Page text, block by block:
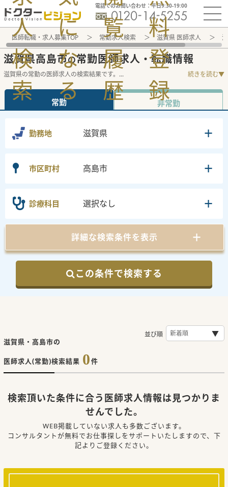
電話でのお問い合わせ：平日9:30-19:00
人
検
索
に
な
る
覧
履
歴
料
登
録
医師転職・求人募集TOP 常勤求人検索 滋賀県 医師求人
滋賀県高島市の常勤医師求人・転職情報
滋賀県の常勤の医師求人の検索結果です。 ... 続きを読む▼
常勤 非常勤
勤務地 滋賀県
市区町村 高島市
診療科目 選択なし
詳細な検索条件を表示
この条件で検索する
滋賀県・高島市の
医師求人(常勤)検索結果 0件
並び順
検索頂いた条件に合う医師求人情報は見つかりま
せんでした。
WEB掲載していない求人も多数ございます。
コンサルタントが無料でお仕事探しをサポートいたしますので、下
記よりご登録ください。